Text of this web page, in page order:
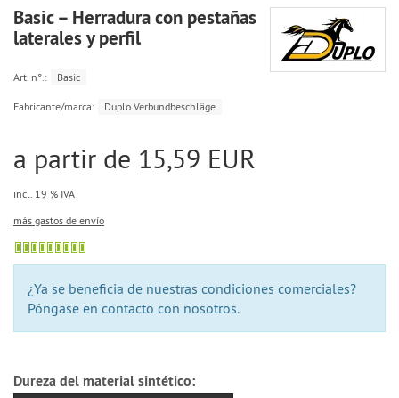
Basic – Herradura con pestañas
laterales y perfil
Art. n°.: Basic
Fabricante/marca: Duplo Verbundbeschläge
a partir de 15,59 EUR
incl. 19 % IVA
más gastos de envío
¿Ya se beneficia de nuestras condiciones comerciales?
Póngase en contacto con nosotros.
Dureza del material sintético: